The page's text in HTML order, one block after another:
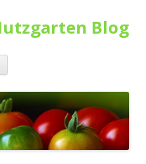
Blog
Zum Inhalt springen